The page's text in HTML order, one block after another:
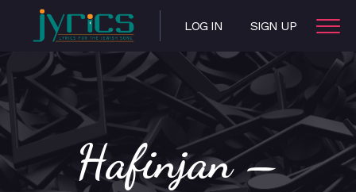
LOG IN SIGN UP
Hafinjan –